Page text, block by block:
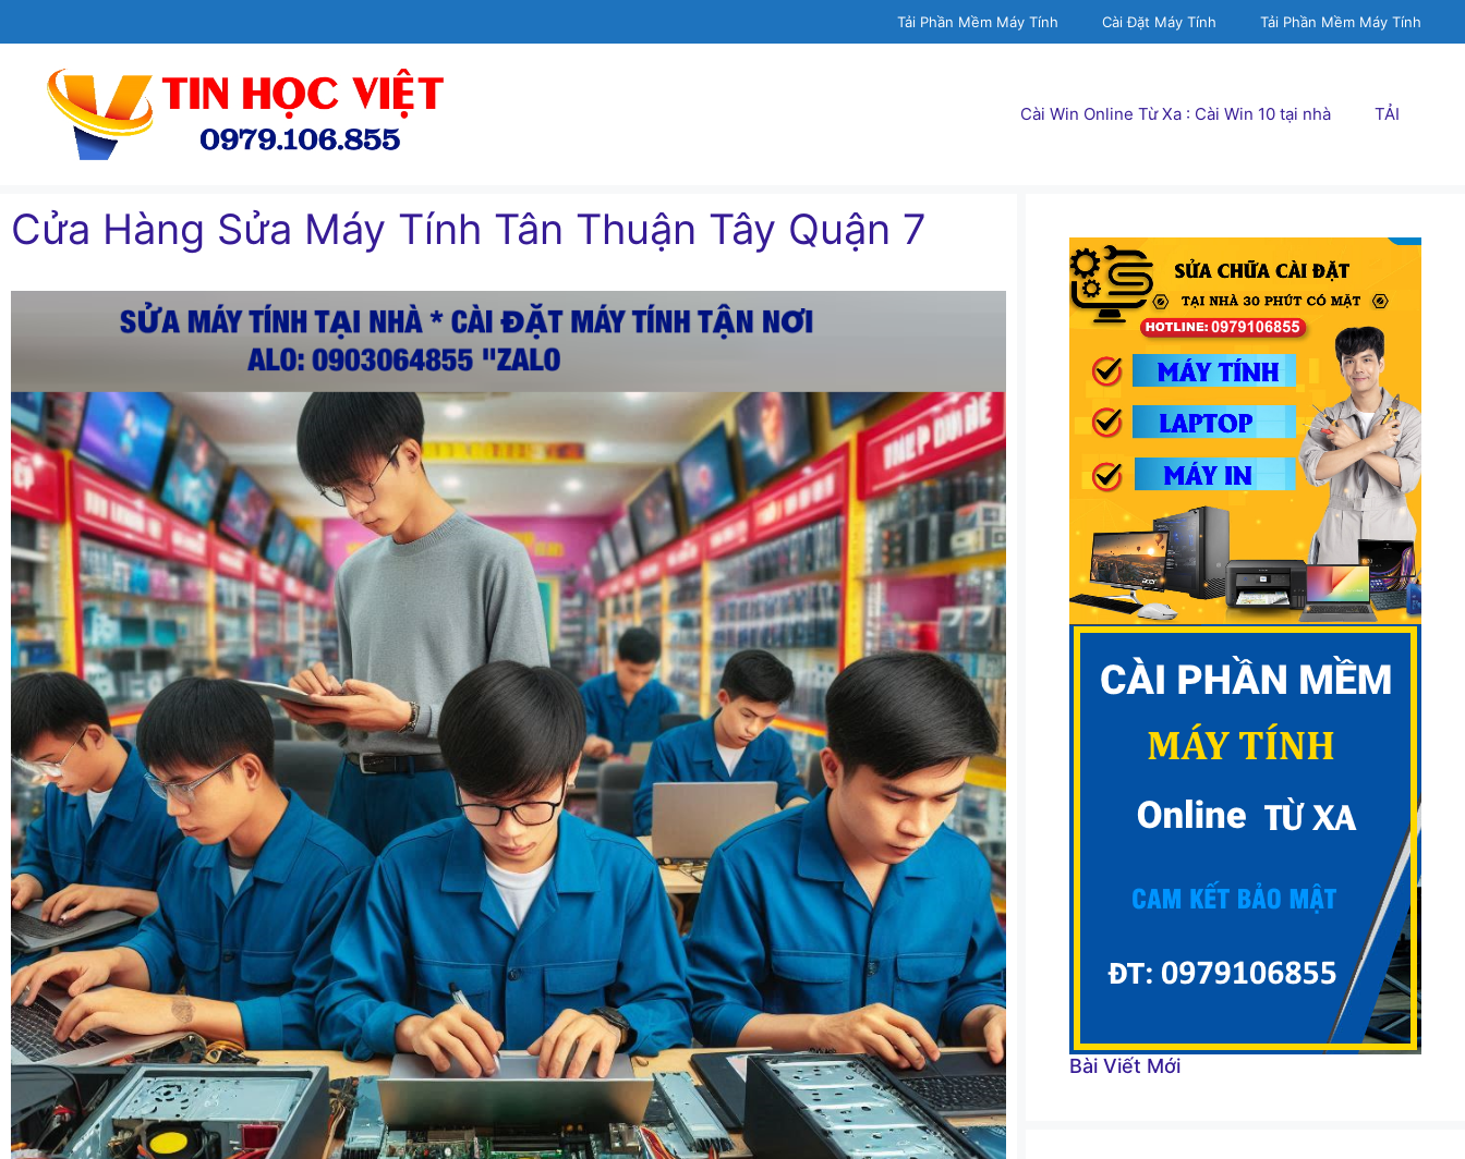
đến
Tải Phần Mềm Máy Tính Cài Đặt Máy Tính Tải Phần Mềm Máy Tính
Cài Win Online Từ Xa : Cài Win 10 tại nhà TẢI
Cửa Hàng Sửa Máy Tính Tân Thuận Tây Quận 7
Bài Viết Mới